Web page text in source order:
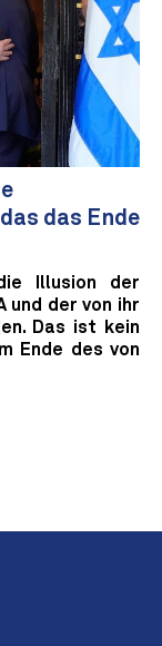
das Ende
Illusion der
und der von ihr
Das ist kein
Ende des von